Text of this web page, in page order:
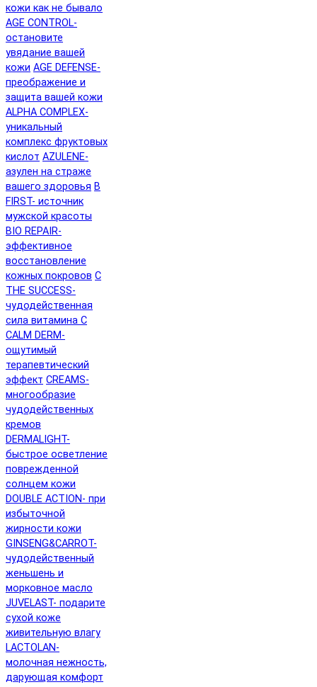
кожи как не бывало
AGE CONTROL-
остановите
увядание вашей
кожи AGE DEFENSE-
преображение и
защита вашей кожи
ALPHA COMPLEX-
уникальный
комплекс фруктовых
кислот AZULENE-
азулен на страже
вашего здоровья B
FIRST- источник
мужской красоты
BIO REPAIR-
эффективное
восстановление
кожных покровов C
THE SUCCESS-
чудодейственная
сила витамина C
CALM DERM-
ощутимый
терапевтический
эффект CREAMS-
многообразие
чудодейственных
кремов
DERMALIGHT-
быстрое осветление
поврежденной
солнцем кожи
DOUBLE ACTION- при
избыточной
жирности кожи
GINSENG&CARROT-
чудодейственный
женьшень и
морковное масло
JUVELAST- подарите
сухой коже
живительную влагу
LACTOLAN-
молочная нежность,
дарующая комфорт